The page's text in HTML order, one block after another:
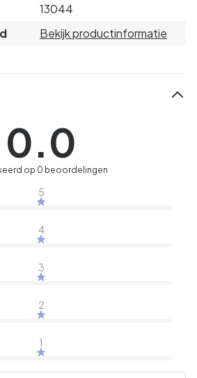
13044
Bekijk productinformatie
0.0
op 0 beoordelingen
5
4
3
2
1